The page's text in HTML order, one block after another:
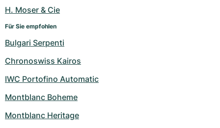
H. Moser & Cie
Für Sie empfohlen
Bulgari Serpenti
Chronoswiss Kairos
IWC Portofino Automatic
Montblanc Boheme
Montblanc Heritage